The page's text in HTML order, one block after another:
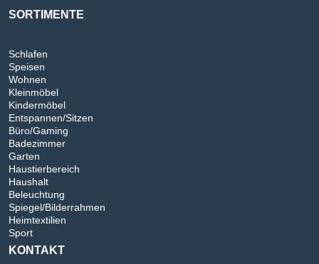
SORTIMENTE
Schlafen
Speisen
Wohnen
Kleinmöbel
Kindermöbel
Entspannen/Sitzen
Büro/Gaming
Badezimmer
Garten
Haustierbereich
Haushalt
Beleuchtung
Spiegel/Bilderrahmen
Heimtextilien
Sport
KONTAKT